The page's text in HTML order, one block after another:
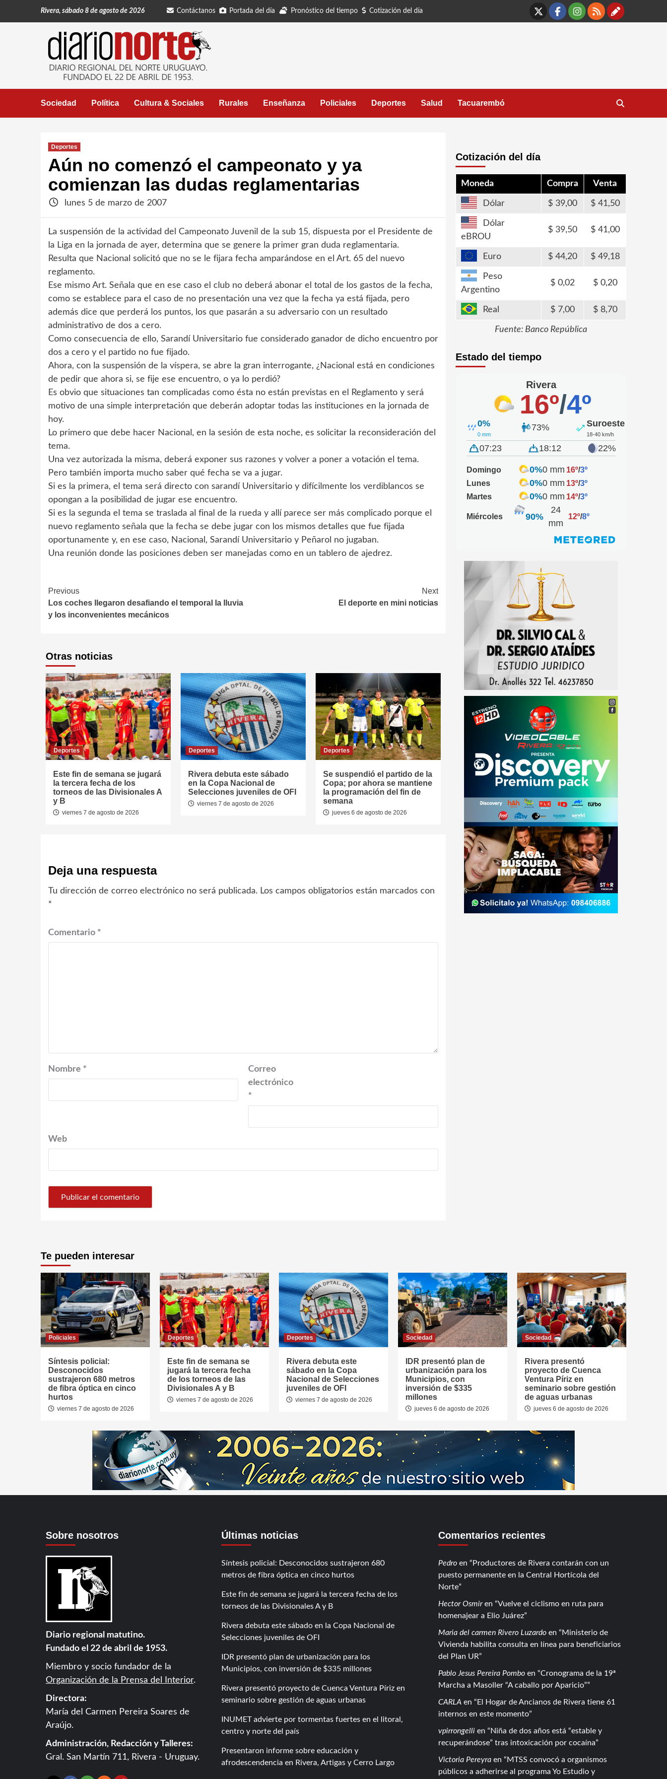
Rivera, sábado 8 de agosto de 2026 Contáctanos Portada del día Pronóstico del tiempo Cotización del día
X Facebook
Instagram
RSS
Sociedad Política Cultura & Sociales Rurales Enseñanza Policiales Deportes Salud Tacuarembó
Deportes
Aún no comenzó el campeonato y ya
comienzan las dudas reglamentarias
lunes 5 de marzo de 2007
La suspensión de la actividad del Campeonato Juvenil de la sub 15, dispuesta por el Presidente de
la Liga en la jornada de ayer, determina que se genere la primer gran duda reglamentaria.
Resulta que Nacional solicitó que no se le fijara fecha amparándose en el Art. 65 del nuevo
reglamento.
Ese mismo Art. Señala que en ese caso el club no deberá abonar el total de los gastos de la fecha,
como se establece para el caso de no presentación una vez que la fecha ya está fijada, pero
además dice que perderá los puntos, los que pasarán a su adversario con un resultado
administrativo de dos a cero.
Como consecuencia de ello, Sarandí Universitario fue considerado ganador de dicho encuentro por
dos a cero y el partido no fue fijado.
Ahora, con la suspensión de la víspera, se abre la gran interrogante, ¿Nacional está en condiciones
de pedir que ahora si, se fije ese encuentro, o ya lo perdió?
Es obvio que situaciones tan complicadas como ésta no están previstas en el Reglamento y será
motivo de una simple interpretación que deberán adoptar todas las instituciones en la jornada de
hoy.
Lo primero que debe hacer Nacional, en la sesión de esta noche, es solicitar la reconsideración del
tema.
Una vez autorizada la misma, deberá exponer sus razones y volver a poner a votación el tema.
Pero también importa mucho saber qué fecha se va a jugar.
Si es la primera, el tema será directo con sarandí Universitario y difícilmente los verdiblancos se
opongan a la posibilidad de jugar ese encuentro.
Si es la segunda el tema se traslada al final de la rueda y allí parece ser más complicado porque el
nuevo reglamento señala que la fecha se debe jugar con los mismos detalles que fue fijada
oportunamente y, en ese caso, Nacional, Sarandí Universitario y Peñarol no jugaban.
Una reunión donde las posiciones deben ser manejadas como en un tablero de ajedrez.
Continue
Reading
Previous
Los coches llegaron desafiando el temporal la lluvia
y los inconvenientes mecánicos
Next
El deporte en mini noticias
Otras noticias
Deportes
Este fin de semana se jugará
la tercera fecha de los
torneos de las Divisionales A
y B
viernes 7 de agosto de 2026
Deportes
Rivera debuta este sábado
en la Copa Nacional de
Selecciones juveniles de OFI
viernes 7 de agosto de 2026
Deportes
Se suspendió el partido de la
Copa; por ahora se mantiene
la programación del fin de
semana
jueves 6 de agosto de 2026
Deja una respuesta
Tu dirección de correo electrónico no será publicada. Los campos obligatorios están marcados con
*
Comentario *
Nombre *
Correo
electrónico
*
Web
Cotización del día
Moneda Compra Venta
Dólar 39,00 41,50
Dólar
eBROU
39,50 41,00
Euro 44,20 49,18
Peso
Argentino
0,02 0,20
Real 7,00 8,70
Fuente: Banco República
Estado del tiempo
Rivera
16º/4º
0%
0 mm
73% Suroeste
18-40 km/h
07:23 18:12 22%
Domingo 0%0 mm 16º/3º
Lunes
0%0 mm 13º/3º
Martes
0%0 mm 14º/3º
Miércoles 90%
24
mm
12º/8º
Te pueden interesar
Policiales
Síntesis policial:
Desconocidos
sustrajeron 680 metros
de fibra óptica en cinco
hurtos
viernes 7 de agosto de 2026
Deportes
Este fin de semana se
jugará la tercera fecha
de los torneos de las
Divisionales A y B
viernes 7 de agosto de 2026
Deportes
Rivera debuta este
sábado en la Copa
Nacional de Selecciones
juveniles de OFI
viernes 7 de agosto de 2026
Sociedad
IDR presentó plan de
urbanización para los
Municipios, con
inversión de $335
millones
jueves 6 de agosto de 2026
Sociedad
Rivera presentó
proyecto de Cuenca
Ventura Píriz en
seminario sobre gestión
de aguas urbanas
jueves 6 de agosto de 2026
Sobre nosotros
Diario regional matutino.
Fundado el 22 de abril de 1953.
Miembro y socio fundador de la
Organización de la Prensa del Interior.
Directora:
María del Carmen Pereira Soares de
Araújo.
Administración, Redacción y Talleres:
Gral. San Martín 711, Rivera - Uruguay.
Últimas noticias
Síntesis policial: Desconocidos sustrajeron 680
metros de fibra óptica en cinco hurtos
Este fin de semana se jugará la tercera fecha de los
torneos de las Divisionales A y B
Rivera debuta este sábado en la Copa Nacional de
Selecciones juveniles de OFI
IDR presentó plan de urbanización para los
Municipios, con inversión de $335 millones
Rivera presentó proyecto de Cuenca Ventura Píriz en
seminario sobre gestión de aguas urbanas
INUMET advierte por tormentas fuertes en el litoral,
centro y norte del país
Presentaron informe sobre educación y
afrodescendencia en Rivera, Artigas y Cerro Largo
Comentarios recientes
Pedroen
Productores de Rivera contarán con un
puesto permanente en la Central Hortícola del
Norte
Hector Osmiren
Vuelve el ciclismo en ruta para
homenajear a Elio Juárez
Maria del carmen Rivero Luzardoen
Ministerio de
Vivienda habilita consulta en línea para beneficiarios
del Plan UR
Pablo Jesus Pereira Pomboen
Cronograma de la 19ª
Marcha a Masoller “A caballo por Aparicio”
CARLA en
El Hogar de Ancianos de Rivera tiene 61
internos en este momento
vpirrongellien
Niña de dos años está “estable y
recuperándose” tras intoxicación por cocaína
Victoria Pereyraen
MTSS convocó a organismos
públicos a adherirse al programa Yo Estudio y